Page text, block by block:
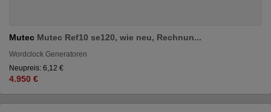
Mutec Mutec Ref10 se120, wie neu, Rechnun...
Wordclock Generatoren
Neupreis: 6,12 €
4.950 €